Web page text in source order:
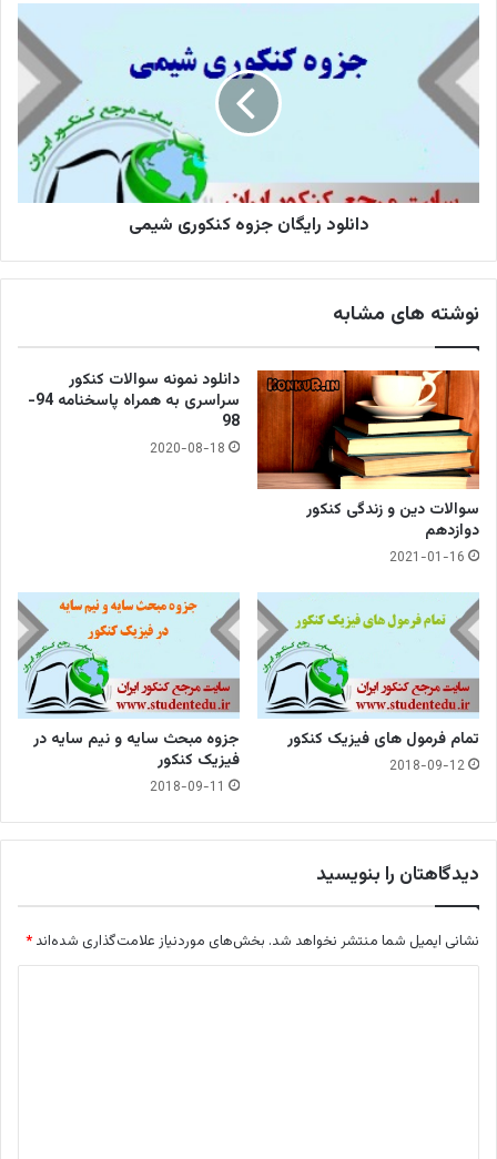
دانلود
رایگان
جزوه
کنکوری
شیمی
دانلود رایگان جزوه کنکوری شیمی
نوشته های مشابه
سوالات دین و زندگی کنکور
دوازدهم
2021-01-16
دانلود نمونه سوالات کنکور
سراسری به همراه پاسخنامه 94-
98
2020-08-18
تمام فرمول های فیزیک کنکور
2018-09-12
جزوه مبحث سایه و نیم سایه در
فیزیک کنکور
2018-09-11
دیدگاهتان را بنویسید
نشانی ایمیل شما منتشر نخواهد شد. بخش‌های موردنیاز علامت‌گذاری شده‌اند *